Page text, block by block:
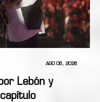
AGO 06, 2026
Lebón y